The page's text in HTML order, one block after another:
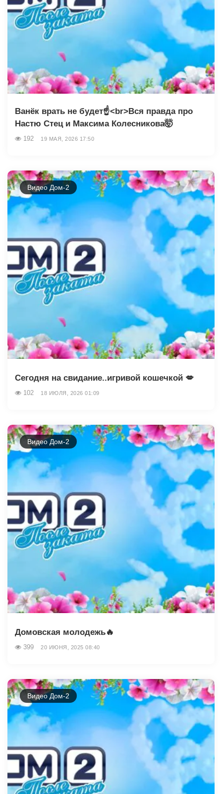
Ванёк врать не будет☝️<br>Вся правда про
Настю Стец и Максима Колесникова🤯
192 19 МАЯ, 2026 17:50
Видео Дом-2
Сегодня на свидание..игривой кошечкой 💋
102 18 ИЮЛЯ, 2026 01:09
Видео Дом-2
Домовская молодежь🔥
399 20 ИЮНЯ, 2025 08:40
Видео Дом-2